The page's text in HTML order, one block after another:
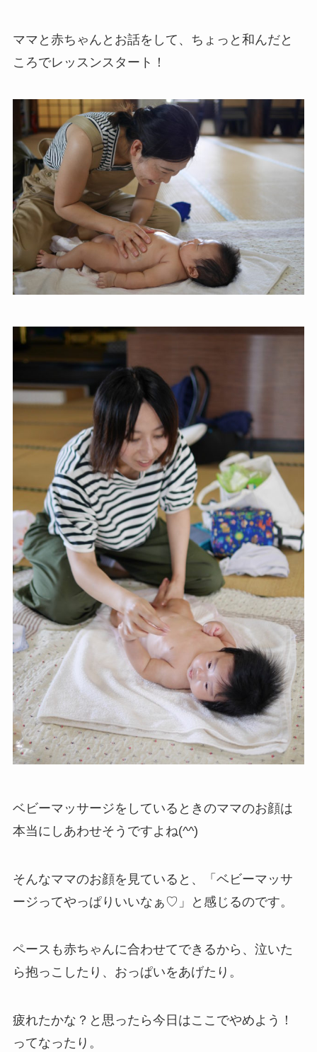
ママと赤ちゃんとお話をして、ちょっと和んだと
ころでレッスンスタート！
ベビーマッサージをしているときのママのお顔は
本当にしあわせそうですよね(^^)
そんなママのお顔を見ていると、「ベビーマッサ
ージってやっぱりいいなぁ♡」と感じるのです。
ペースも赤ちゃんに合わせてできるから、泣いた
ら抱っこしたり、おっぱいをあげたり。
疲れたかな？と思ったら今日はここでやめよう！
ってなったり。